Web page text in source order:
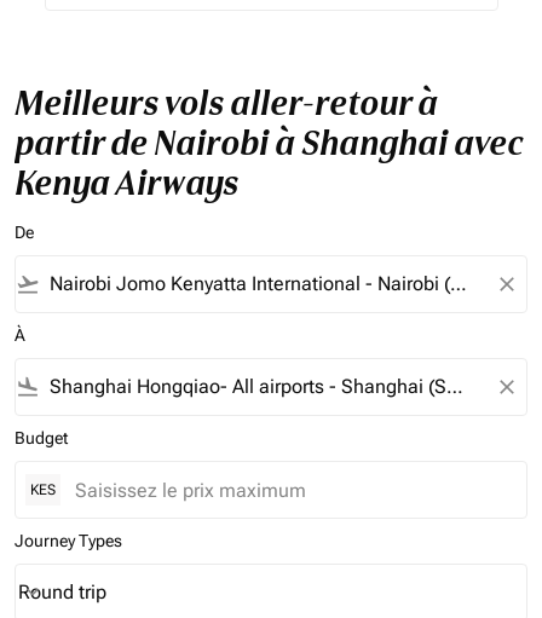
Meilleurs vols aller-retour à
partir de Nairobi à Shanghai avec
Kenya Airways
De
flight_takeoff close
À
flight_land close
Budget
KES
Journey Types
Journey Types option Round trip Selected
Round trip
keyboard_arrow_down